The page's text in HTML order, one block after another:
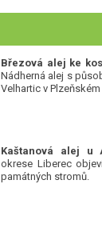
Nádherná alej s
Velhartic v Plzeňském
Kaštanová alej u
okrese Liberec
památných stromů.